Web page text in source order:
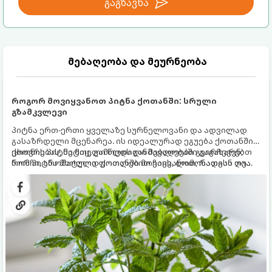
მებაღეობა და მეურნეობა
როგორ მოვიყვანოთ პიტნა ქოთანში: სრული
გზამკვლევი
პიტნა ერთ-ერთი ყველაზე სურნელოვანი და ადვილად
გასაზრდელი მცენარეა. ის იდეალურად ეგუება ქოთანში
ცხოვრებას, მეტიც, გამოცდილი მებაღეები გვირჩევენ,
რომ პიტნა მხოლოდ ქოთანში მოვიყვანოთ, რადგან ღია
გრუნტში (ბაღში) დარგვისას ის ფესვებით ძალიან
სწრაფად ვრცელდება და სხვა მცენარეებს ავიწროებს.
ქოთნის პიტნა მთელი წლის განმავლობაში გაგახარებთ
ნორჩი, არომატული ფოთლებით ჩაის, ლიმონათისა თუ
კერძებისთვის.